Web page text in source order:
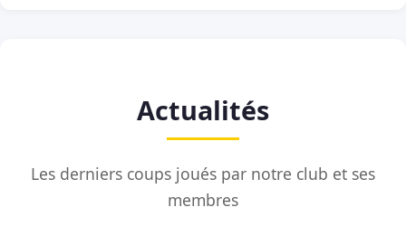
Actualités
Les derniers coups joués par notre club et ses
membres